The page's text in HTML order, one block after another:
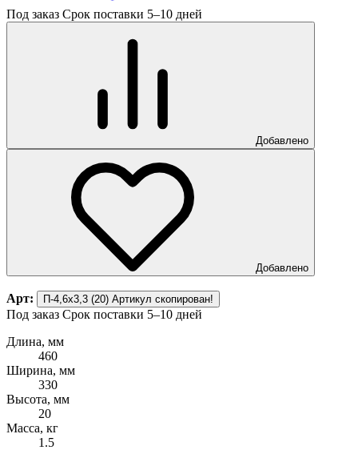
Под заказ Срок поставки 5–10 дней
Добавлено
Добавлено
Арт: П-4,6х3,3 (20) Артикул скопирован!
Под заказ Срок поставки 5–10 дней
Длина, мм
460
Ширина, мм
330
Высота, мм
20
Масса, кг
1.5